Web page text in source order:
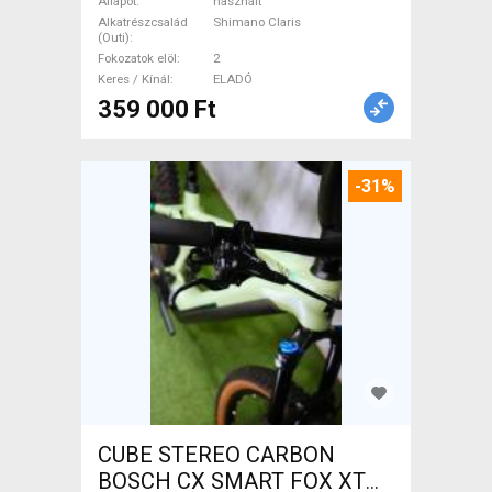
ELADÓ
Alkatrészcsalád
(Outi)
Shimano Claris
Fokozatok elöl
2
Keres / Kínál
ELADÓ
359 000 Ft
-31%
CUBE STEREO CARBON
BOSCH CX SMART FOX XT